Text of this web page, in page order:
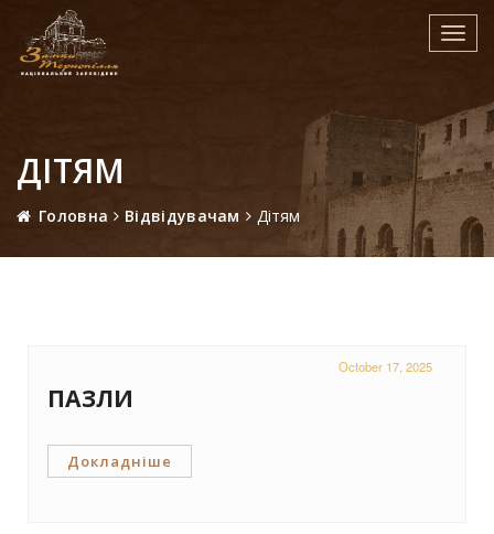
ДІТЯМ
Головна Відвідувачам Дітям
October 17, 2025
ПАЗЛИ
Докладніше